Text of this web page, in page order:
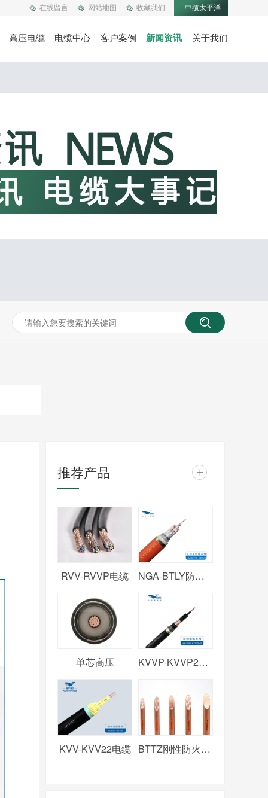
在线留言 网站地图 收藏我们 中缆太平洋
高压电缆 电缆中心 客户案例 新闻资讯 关于我们
推荐产品 +
RVV-RVVP电缆 NGA-BTLY防火电缆
单芯高压 KVVP-KVVP2电缆
KVV-KVV22电缆 BTTZ刚性防火电缆